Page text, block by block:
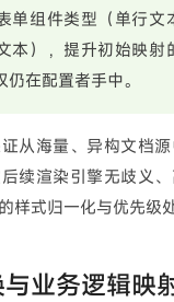
单组件类型（单行文
本），提升初始映射
仍在配置者手中。
从海量、异构文档
续渲染引擎无歧义、
样式归一化与优先级
与业务逻辑